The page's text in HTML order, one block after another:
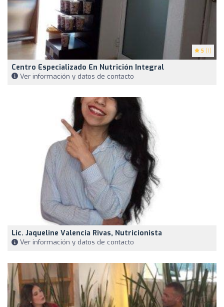
5 (1)
Centro Especializado En Nutrición Integral
Ver información y datos de contacto
Lic. Jaqueline Valencia Rivas, Nutricionista
Ver información y datos de contacto